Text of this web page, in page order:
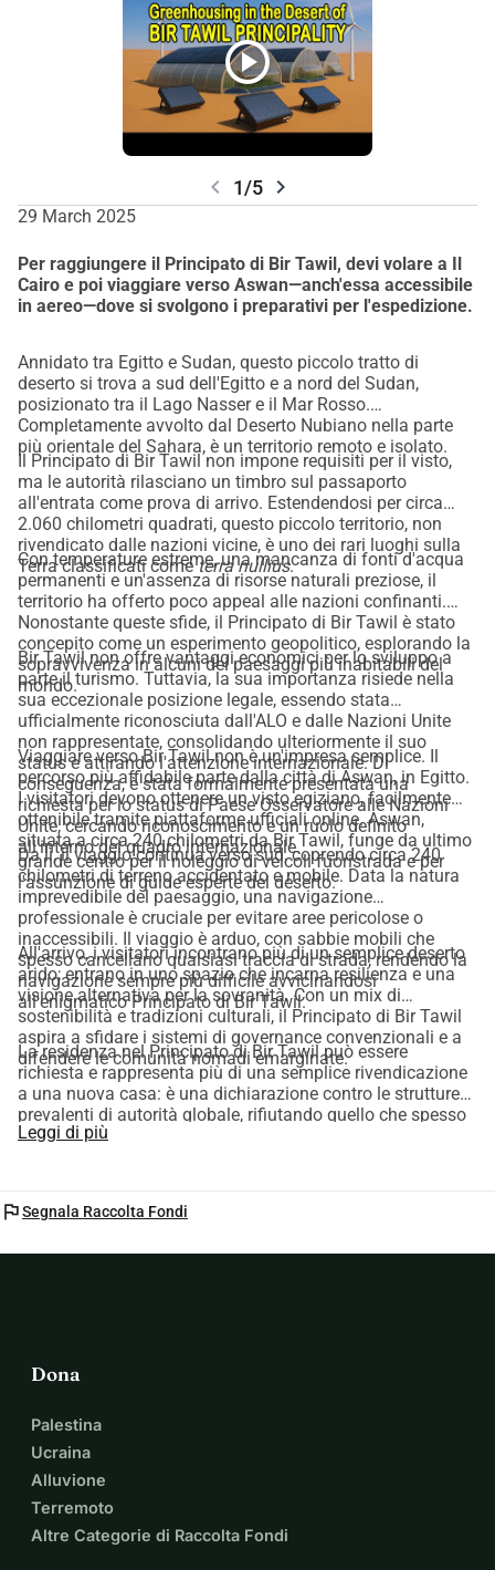
play_circle
chevron_left 1/5 chevron_right
29 March 2025
Per raggiungere il Principato di Bir Tawil, devi volare a Il
Cairo e poi viaggiare verso Aswan—anch'essa accessibile
in aereo—dove si svolgono i preparativi per l'espedizione.
Annidato tra Egitto e Sudan, questo piccolo tratto di
deserto si trova a sud dell'Egitto e a nord del Sudan,
posizionato tra il Lago Nasser e il Mar Rosso.
Completamente avvolto dal Deserto Nubiano nella parte
più orientale del Sahara, è un territorio remoto e isolato.
Il Principato di Bir Tawil non impone requisiti per il visto,
ma le autorità rilasciano un timbro sul passaporto
all'entrata come prova di arrivo. Estendendosi per circa
2.060 chilometri quadrati, questo piccolo territorio, non
rivendicato dalle nazioni vicine, è uno dei rari luoghi sulla
Terra classificati cometerra nullius.
Con temperature estreme, una mancanza di fonti d'acqua
permanenti e un'assenza di risorse naturali preziose, il
territorio ha offerto poco appeal alle nazioni confinanti.
Nonostante queste sfide, il Principato di Bir Tawil è stato
concepito come un esperimento geopolitico, esplorando la
sopravvivenza in alcuni dei paesaggi più inabitabili del
mondo.
Bir Tawil non offre vantaggi economici per lo sviluppo a
parte il turismo. Tuttavia, la sua importanza risiede nella
sua eccezionale posizione legale, essendo stata
ufficialmente riconosciuta dall'ALO e dalle Nazioni Unite
non rappresentate, consolidando ulteriormente il suo
status e attirando l'attenzione internazionale. Di
conseguenza, è stata formalmente presentata una
richiesta per lo status di Paese Osservatore alle Nazioni
Unite, cercando riconoscimento e un ruolo definito
all'interno del quadro internazionale.
Viaggiare verso Bir Tawil non è un'impresa semplice. Il
percorso più affidabile parte dalla città di Aswan, in Egitto.
I visitatori devono ottenere un visto egiziano, facilmente
ottenibile tramite piattaforme ufficiali online. Aswan,
situata a circa 240 chilometri da Bir Tawil, funge da ultimo
grande centro per il noleggio di veicoli fuoristrada e per
l'assunzione di guide esperte del deserto.
Da lì, il viaggio continua verso sud, coprendo circa 240
chilometri di terreno accidentato e mobile. Data la natura
imprevedibile del paesaggio, una navigazione
professionale è cruciale per evitare aree pericolose o
inaccessibili. Il viaggio è arduo, con sabbie mobili che
spesso cancellano qualsiasi traccia di strada, rendendo la
navigazione sempre più difficile avvicinandosi
all'enigmatico Principato di Bir Tawil.
All'arrivo, i visitatori incontrano più di un semplice deserto
arido; entrano in uno spazio che incarna resilienza e una
visione alternativa per la sovranità. Con un mix di
sostenibilità e tradizioni culturali, il Principato di Bir Tawil
aspira a sfidare i sistemi di governance convenzionali e a
difendere le comunità nomadi emarginate.
La residenza nel Principato di Bir Tawil può essere
richiesta e rappresenta più di una semplice rivendicazione
a una nuova casa: è una dichiarazione contro le strutture
prevalenti di autorità globale, rifiutando quello che spesso
è percepito come controllo oppressivo e neocolonialista.
Leggi di più
flagSegnala Raccolta Fondi
Dona
Palestina
Ucraina
Alluvione
Terremoto
Altre Categorie di Raccolta Fondi